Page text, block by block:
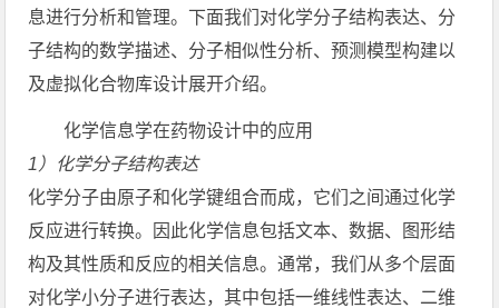
息进行分析和管理。下面我们对化学分子结构表达、分
子结构的数学描述、分子相似性分析、预测模型构建以
及虚拟化合物库设计展开介绍。
化学信息学在药物设计中的应用
1）化学分子结构表达
化学分子由原子和化学键组合而成，它们之间通过化学
反应进行转换。因此化学信息包括文本、数据、图形结
构及其性质和反应的相关信息。通常，我们从多个层面
对化学小分子进行表达，其中包括一维线性表达、二维